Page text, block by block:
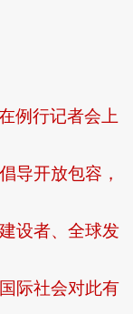
例行记者会上
导开放包容，
设者、全球发
际社会对此有